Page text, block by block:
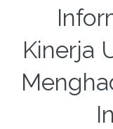
Kinerja